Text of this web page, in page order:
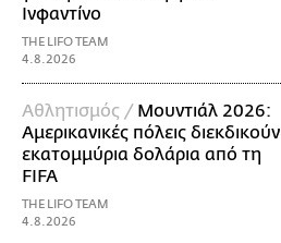
Ινφαντίνο
THE LIFO TEAM
4.8.2026
Αθλητισμός / Μουντιάλ 2026:
Αμερικανικές πόλεις διεκδικούν
εκατομμύρια δολάρια από τη
FIFA
THE LIFO TEAM
4.8.2026